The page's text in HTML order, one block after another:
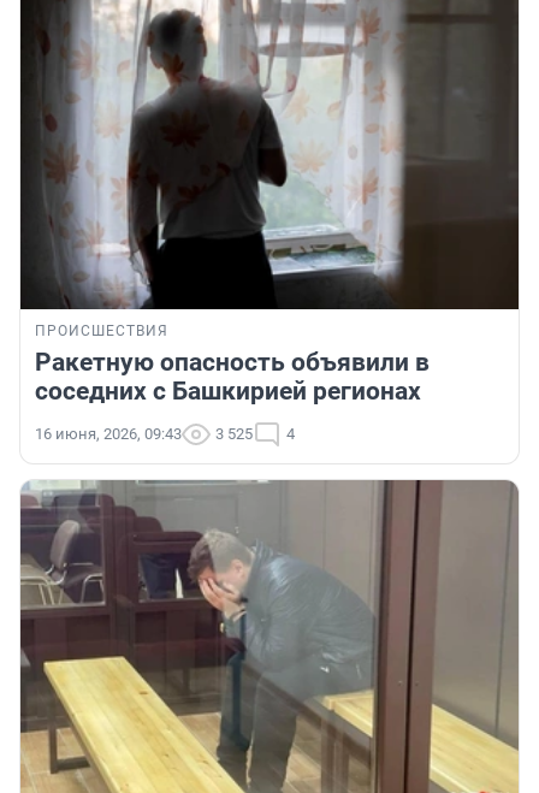
ПРОИСШЕСТВИЯ
Ракетную опасность объявили в
соседних с Башкирией регионах
16 июня, 2026, 09:43 3 525 4